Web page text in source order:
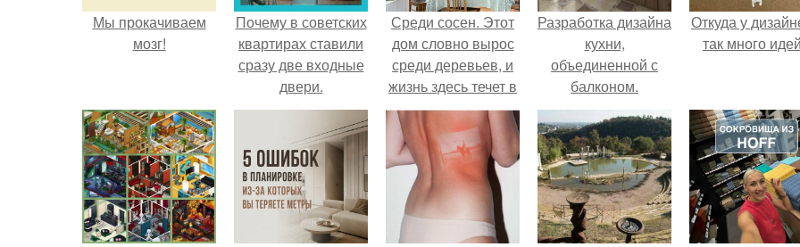
Мы прокачиваем
мозг!
Почему в советских
квартирах ставили
сразу две входные
двери.
Среди сосен. Этот
дом словно вырос
среди деревьев, и
жизнь здесь течет в
собственном ритме
- спокойно, без
спешки и лишнего
шума.
Разработка дизайна
кухни,
объединенной с
балконом.
Откуда у
так много